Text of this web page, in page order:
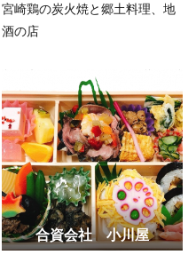
宮崎鶏の炭火焼と郷土料理、地
酒の店
合資会社 小川屋